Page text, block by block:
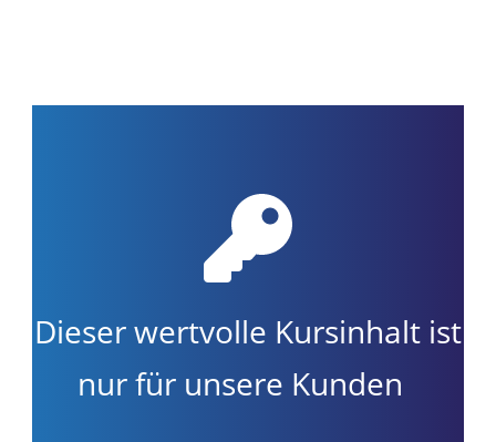
Dieser wertvolle Kursinhalt ist
nur für unsere Kunden